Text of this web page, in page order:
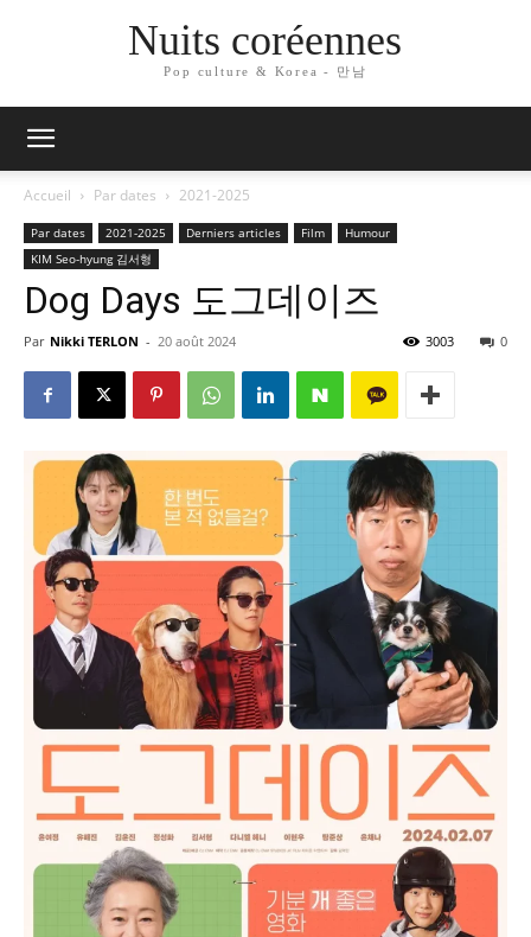
Nuits coréennes
Pop culture & Korea - 만남
Accueil Par dates 2021-2025
Par dates 2021-2025 Derniers articles Film
Humour
KIM Seo-hyung 김서형
Dog Days 도그데이즈
Par Nikki TERLON - 20 août 2024 0
3003